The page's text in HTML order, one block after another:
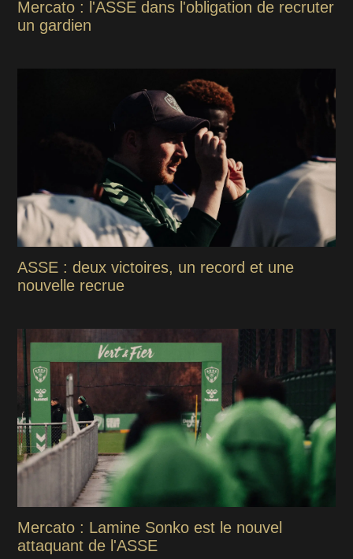
Mercato : l'ASSE dans l'obligation de recruter
un gardien
ASSE : deux victoires, un record et une
nouvelle recrue
Mercato : Lamine Sonko est le nouvel
attaquant de l'ASSE